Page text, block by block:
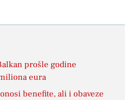
prošle godine
eura
benefite, ali i obaveze